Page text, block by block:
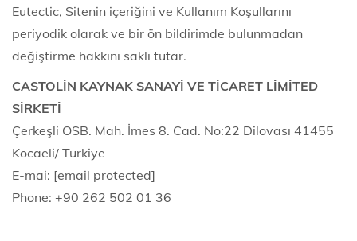
Eutectic, Sitenin içeriğini ve Kullanım Koşullarını
periyodik olarak ve bir ön bildirimde bulunmadan
değiştirme hakkını saklı tutar.
CASTOLİN KAYNAK SANAYİ VE TİCARET LİMİTED
SİRKETİ
Çerkeşli OSB. Mah. İmes 8. Cad. No:22 Dilovası 41455
Kocaeli/ Turkiye
E-mai: [email protected]
Phone: +90 262 502 01 36